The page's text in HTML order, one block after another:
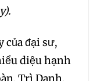
đại sư,
diệu hạnh